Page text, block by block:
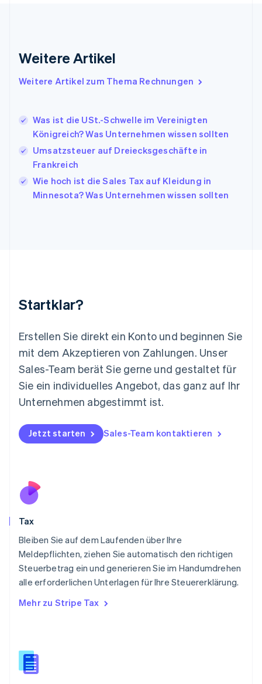
Weitere Artikel
Weitere Artikel zum Thema Rechnungen
Was ist die USt.-Schwelle im Vereinigten
Königreich? Was Unternehmen wissen sollten
Umsatzsteuer auf Dreiecksgeschäfte in
Frankreich
Wie hoch ist die Sales Tax auf Kleidung in
Minnesota? Was Unternehmen wissen sollten
Startklar?
Erstellen Sie direkt ein Konto und beginnen Sie
mit dem Akzeptieren von Zahlungen. Unser
Sales-Team berät Sie gerne und gestaltet für
Sie ein individuelles Angebot, das ganz auf Ihr
Unternehmen abgestimmt ist.
Jetzt starten Sales-Team kontaktieren
Tax
Bleiben Sie auf dem Laufenden über Ihre
Meldepflichten, ziehen Sie automatisch den richtigen
Steuerbetrag ein und generieren Sie im Handumdrehen
alle erforderlichen Unterlagen für Ihre Steuererklärung.
Mehr zu Stripe Tax
Indien
Irland
ItalianoEnglish
Japan
Kanada
EnglishFrançais
Kroatien
English Italiano
English简体中文
English
Mexiko
Español English
Neuseeland
English
NederlandsEnglish
English
Österreich
Portugal
Português
Schweden
Schweiz
DeutschFrançaisItalianoEnglish
Singapur
Slowakei
Sonderverwaltungsregion Hongkong,
China